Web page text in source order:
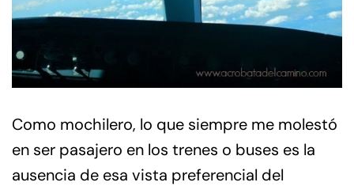
Como mochilero, lo que siempre me molestó
en ser pasajero en los trenes o buses es la
ausencia de esa vista preferencial del